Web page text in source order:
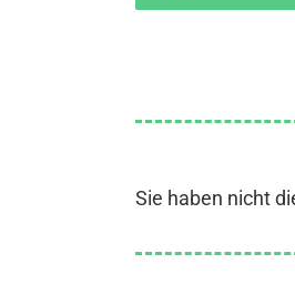
Sie haben nicht